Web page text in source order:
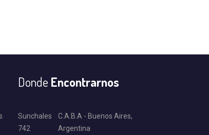
Donde Encontrarnos
Sunchales
742
C.A.B.A - Buenos Aires,
Argentina